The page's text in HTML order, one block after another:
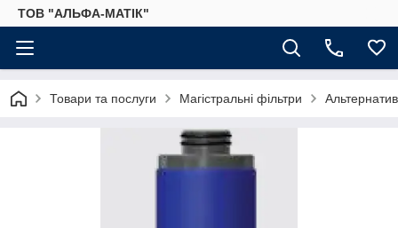
ТОВ "АЛЬФА-МАТІК"
Товари та послуги Магістральні фільтри